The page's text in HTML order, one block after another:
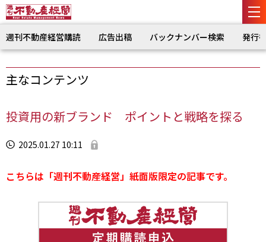
週刊不動産経営購読 広告出稿 バックナンバー検索 発行
主なコンテンツ
投資用の新ブランド ポイントと戦略を探る
2025.01.27 10:11
こちらは「週刊不動産経営」紙面版限定の記事です。